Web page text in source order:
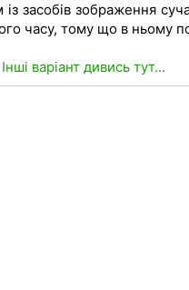
засобів зображення
часу, тому що в ньому
Інші варіант дивись тут...